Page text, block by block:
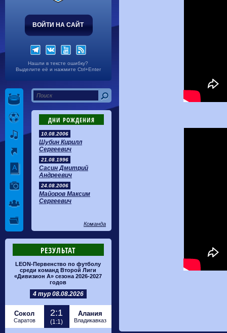
ВОЙТИ НА САЙТ
Нашли в тексте ошибку?
Выделите её и нажмите Ctrl+Enter
ДНИ РОЖДЕНИЯ
10.08.2006
Шубин Кирилл
Сергеевич
21.08.1996
Сасин Дмитрий
Андреевич
24.08.2006
Майоров Максим
Сергеевич
Команда
РЕЗУЛЬТАТ
LEON-Первенство по футболу
среди команд Второй Лиги
«Дивизион А» сезона 2026-2027
годов
4 тур 08.08.2026
Сокол
Саратов
2:1
(1:1)
Алания
Владикавказ